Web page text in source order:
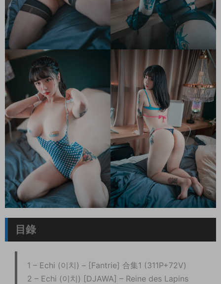
目錄
1 – Echi (이치) – [Fantrie] 合集1 (311P+72V)
2 – Echi (이치) [DJAWA] – Reine des Lapins